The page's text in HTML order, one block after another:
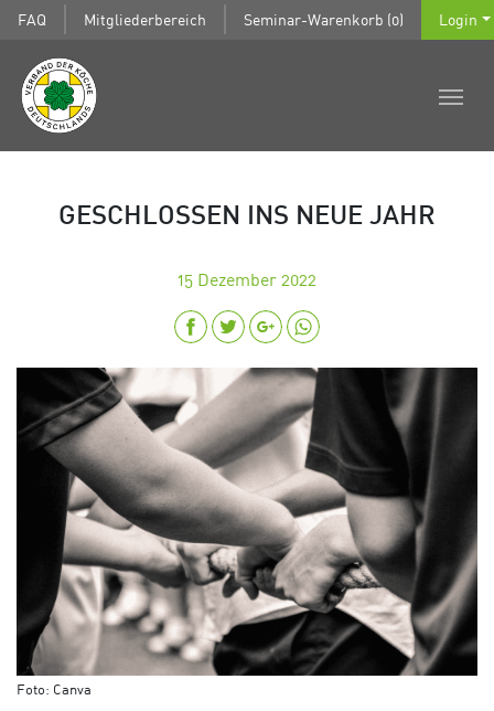
FAQ Mitgliederbereich Seminar-Warenkorb (0) Login
GESCHLOSSEN INS NEUE JAHR
15 Dezember 2022
Foto: Canva